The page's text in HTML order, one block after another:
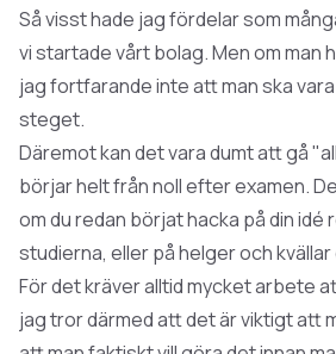
Så visst hade jag fördelar som
vi startade vårt bolag. Men om man
jag fortfarande inte att man ska
steget.
Däremot kan det vara dumt att gå
börjar helt från noll efter examen.
om du redan börjat hacka på din idé
studierna, eller på helger och
För det kräver alltid mycket arbete
jag tror därmed att det är viktigt att